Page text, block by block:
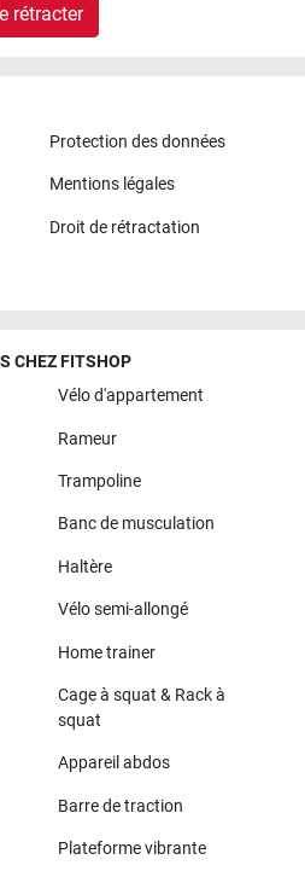
rétracter
Protection des données
Mentions légales
Droit de rétractation
CHEZ FITSHOP
Vélo d'appartement
Rameur
Trampoline
Banc de musculation
Haltère
Vélo semi-allongé
Home trainer
Cage à squat & Rack à
squat
Appareil abdos
Barre de traction
Plateforme vibrante